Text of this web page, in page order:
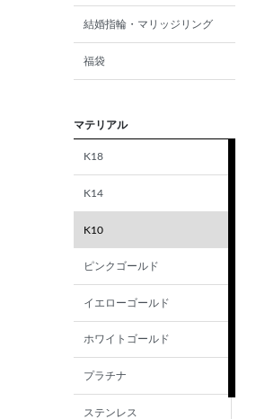
結婚指輪・マリッジリング
福袋
マテリアル
K18
K14
K10
ピンクゴールド
イエローゴールド
ホワイトゴールド
プラチナ
ステンレス